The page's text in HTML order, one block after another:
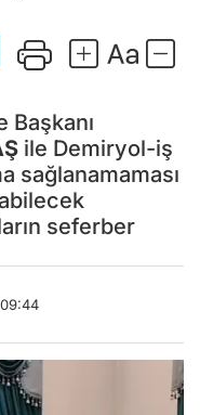
ile Demiryol-iş
sağlanamaması
seferber